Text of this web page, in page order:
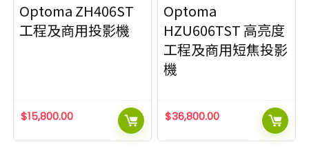
Optoma ZH406ST
工程及商用投影機
$15,800.00
Optoma
HZU606TST 高亮度
工程及商用短焦投影
機
$36,800.00